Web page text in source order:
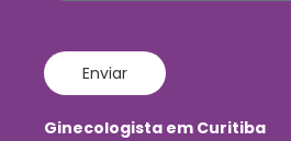
Enviar
Ginecologista em Curitiba